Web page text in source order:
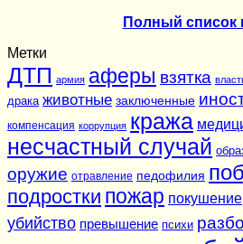
Полный список
Метки
ДТП армия аферы взятка
драка животные заключенные
компенсация коррупция кража
несчастный случай
оружие отравление педофилия
подростки пожар покушение
убийство превышение психи